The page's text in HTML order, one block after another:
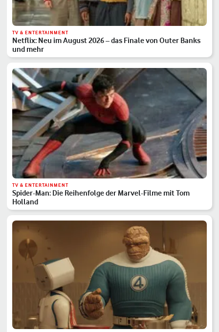
TV & ENTERTAINMENT
Netflix: Neu im August 2026 – das Finale von Outer Banks
und mehr
TV & ENTERTAINMENT
Spider-Man: Die Reihenfolge der Marvel-Filme mit Tom
Holland